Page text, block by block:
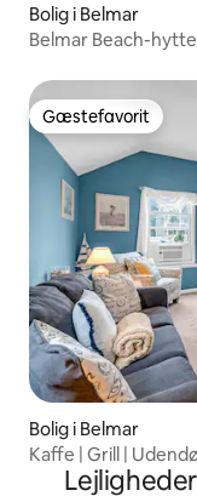
Bolig i Belmar
Belmar Beach-hytte
Gæstefavorit
Gæstefavorit
Bolig i Belmar
Kaffe | Grill |